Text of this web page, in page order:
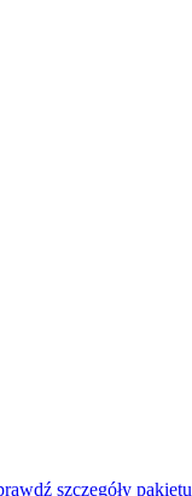
szczegóły pakietu